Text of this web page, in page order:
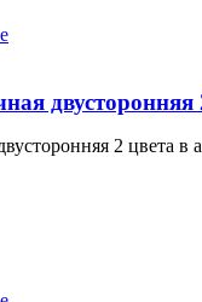
двусторонняя
2 цвета в